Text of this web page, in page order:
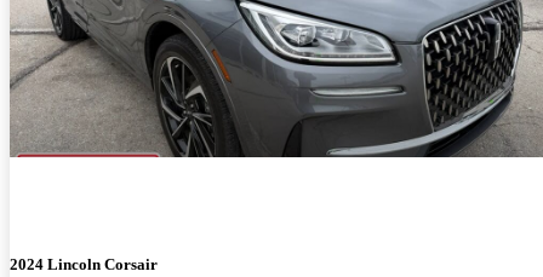
2024 Lincoln Corsair